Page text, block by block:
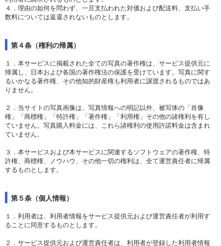
４．理由の如何を問わず、一旦支払われた対価および配送料、支払い手
数料については返還されないものとします。
第４条（権利の帰属）
１．本サービスに掲載された全ての写真の著作権は、サービス提供元に
帰属し、日本および各国の著作権法の保護を受けています。写真に関す
るいかなる著作権、その他知的財産権も利用者に譲渡されるものではあ
りません。
２．当サイトの写真画像は、写真情報への明記以外、被写体の「肖像
権」「商標権」「特許権」「著作権」「利用権」その他の諸権利を有し
ていません。写真購入料金には、これら諸権利の使用許諾料金は含まれ
ていません。
３．本サービスおよび本サービスに関連するソフトウェアの著作権、特
許権、商標権、ノウハウ、その他一切の権利は、全て運営責任者に帰属
するものとします。
第５条（個人情報）
１．利用者は、利用者情報をサービス提供元および運営責任者が利用す
ることに同意するものとします。
２．サービス提供元および運営責任者は、利用者が登録した利用者情報